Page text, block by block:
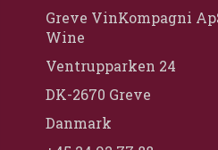
Greve VinKompagni
Wine
Ventrupparken 24
DK-2670 Greve
Danmark